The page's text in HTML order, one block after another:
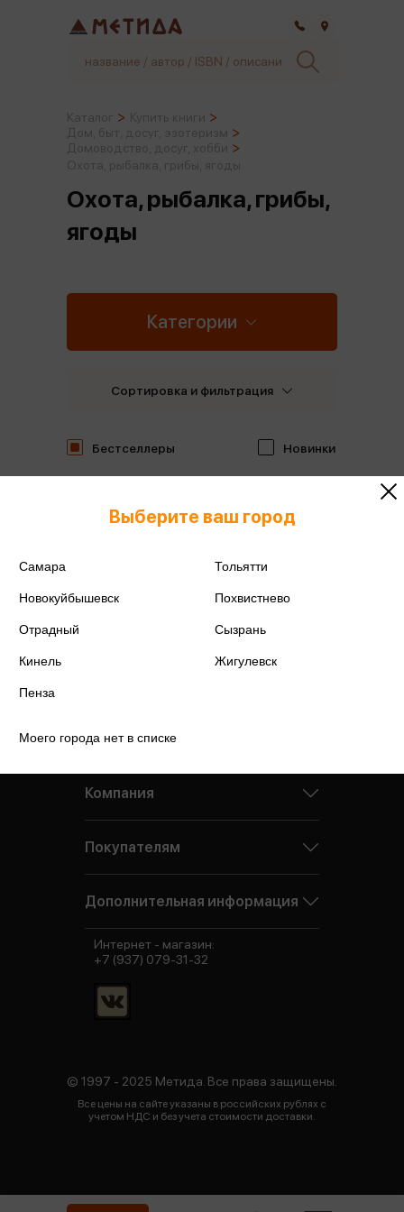
Охота, рыбалка, грибы,
ягоды
Категории
Бестселлеры Новинки
Сортировка и фильтрация
Выберите ваш город
Самара Тольятти
Новокуйбышевск Похвистнево
Отрадный Сызрань
Кинель Жигулевск
Пенза
Моего города нет в списке
Компания
Покупателям
Дополнительная информация
© 1997 - 2025 Метида. Все права защищены.
Все цены на сайте указаны в российских рублях с
учетом НДС и без учета стоимости доставки.
Интернет - магазин:
+7 (937) 079-31-32